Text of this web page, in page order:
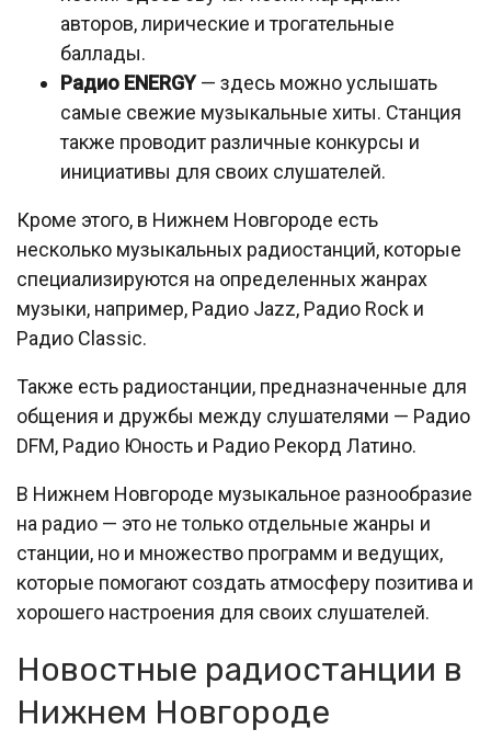
авторов, лирические и трогательные
баллады.
Радио ENERGY— здесь можно услышать
самые свежие музыкальные хиты. Станция
также проводит различные конкурсы и
инициативы для своих слушателей.
Кроме этого, в Нижнем Новгороде есть
несколько музыкальных радиостанций, которые
специализируются на определенных жанрах
музыки, например, Радио Jazz, Радио Rock и
Радио Classic.
Также есть радиостанции, предназначенные для
общения и дружбы между слушателями — Радио
DFM, Радио Юность и Радио Рекорд Латино.
В Нижнем Новгороде музыкальное разнообразие
на радио — это не только отдельные жанры и
станции, но и множество программ и ведущих,
которые помогают создать атмосферу позитива и
хорошего настроения для своих слушателей.
Новостные радиостанции в
Нижнем Новгороде